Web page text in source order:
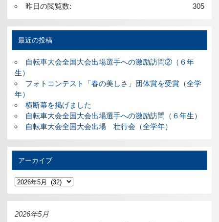
305
昨日の閲覧数:
最近の投稿
自転車大会全国大会出場選手への激励訪問②（６年
生）
フォトコンテスト「春の美しさ」団体賞を受賞（全学
年）
横断幕を掲げました
自転車大会全国大会出場選手への激励訪問（６年生）
自転車大会全国大会出場 壮行会（全学年）
アーカイブ
ア
ー
カ
イ
ブ
2026年5月